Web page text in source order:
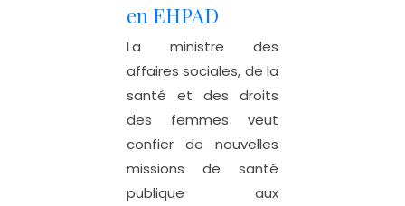
en EHPAD
La ministre des
affaires sociales, de la
santé et des droits
des femmes veut
confier de nouvelles
missions de santé
publique aux